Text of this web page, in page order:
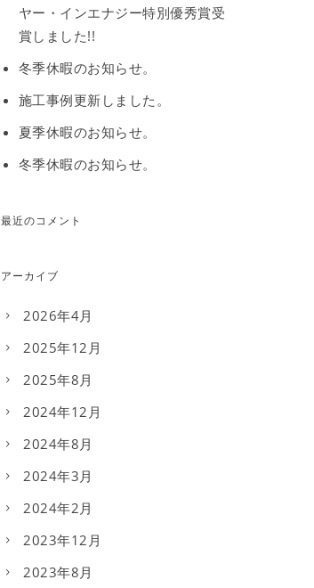
ヤー・インエナジー特別優秀賞受
賞しました!!
冬季休暇のお知らせ。
施工事例更新しました。
夏季休暇のお知らせ。
冬季休暇のお知らせ。
最近のコメント
アーカイブ
2026年4月
2025年12月
2025年8月
2024年12月
2024年8月
2024年3月
2024年2月
2023年12月
2023年8月